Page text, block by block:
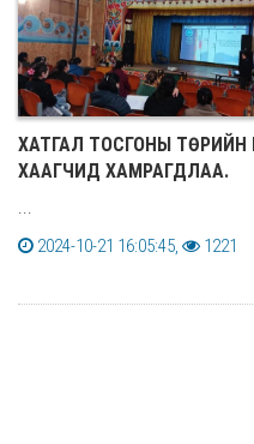
ХАТГАЛ ТОСГОНЫ
ХААГЧИД ХАМРАГДЛАА.
...
2024-10-21 16:05:45,
1221